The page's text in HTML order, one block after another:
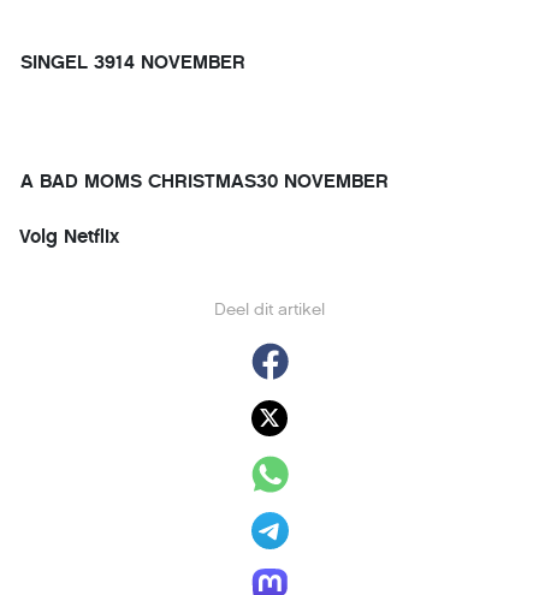
Deel dit artikel
SINGEL 3914 NOVEMBER
A BAD MOMS CHRISTMAS30 NOVEMBER
Volg Netflix